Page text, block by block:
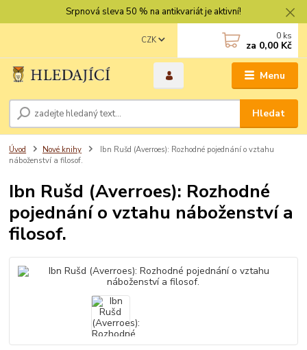
Srpnová sleva 50 % na antikvariát je aktivní!
Menu
CZK
Hledat
0 ks
za 0,00 Kč
Úvod Nové knihy
Ibn Rušd (Averroes): Rozhodné pojednání o vztahu
náboženství a filosof.
Ibn Rušd (Averroes): Rozhodné
pojednání o vztahu náboženství a
filosof.